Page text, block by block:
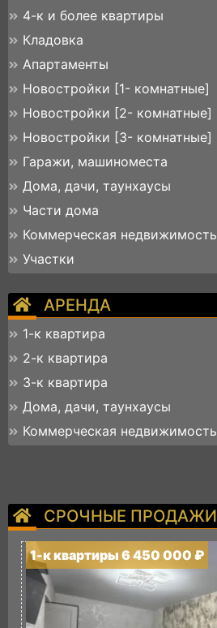
4-к и более квартиры
Кладовка
Апартаменты
Новостройки [1- комнатные]
Новостройки [2- комнатные]
Новостройки [3- комнатные]
Гаражи, машиноместа
Дома, дачи, таунхаусы
Части дома
Коммерческая недвижимость
Участки
АРЕНДА
1-к квартира
2-к квартира
3-к квартира
Дома, дачи, таунхаусы
Коммерческая недвижимость
СРОЧНЫЕ ПРОДАЖИ
1-к квартиры 6 450 000 ₽